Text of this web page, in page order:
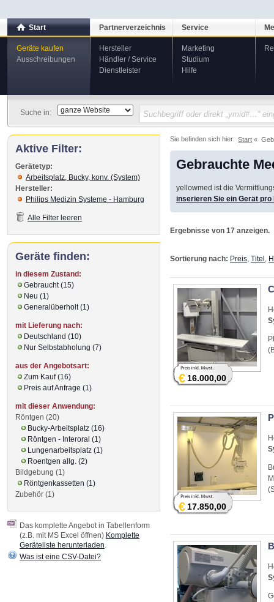
Start
Geräte kaufen
Ausschreibungen
Partnerverzeichnis
Hersteller
Händler / Service
Dienstleister
Service
Marketing
Studium
Hilfe
Suche in:
Sie befinden sich hier: Start
Gebrauchte
yellowmed ist die
inserieren Sie ein Gerät
Ergebnisse von 17 anzeigen.
Sortierung nach: Preis Titel
€16.000,00
€17.850,00
Aktive Filter:
Gerätetyp:
Arbeitsplatz, Bucky, konv. (System)
Hersteller:
Philips Medizin Systeme - Hamburg
Alle Filter leeren
Geräte finden:
in diesem Zustand:
Gebraucht (15)
Neu (1)
Generalüberholt (1)
mit Lieferung nach:
Deutschland (10)
Nur Selbstabholung (7)
aus der Angebotsart:
Zum Kauf (16)
Preis auf Anfrage (1)
mit dieser Anwendung:
Röntgen (20)
Bucky-Arbeitsplatz (16)
Röntgen - Interoral (1)
Lungenarbeitsplatz (1)
Roentgen allg. (2)
Bildgebung (1)
Röntgenkassetten (1)
Zubehör (1)
Das komplette Angebot in Tabellenform
(z.B. mit MS Excel öffnen) Komplette
Geräteliste herunterladen
Was ist eine CSV-Datei?